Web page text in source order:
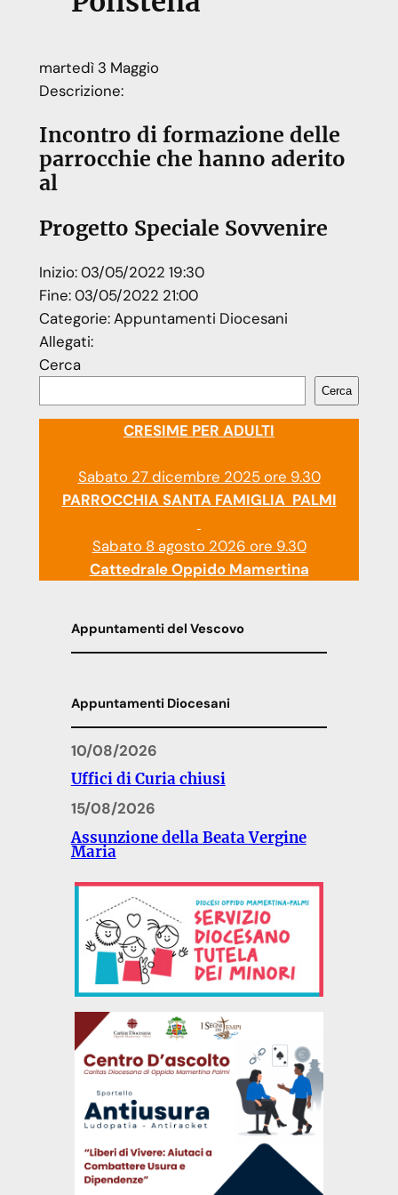
martedì 3 Maggio
Descrizione:
Incontro di formazione delle
parrocchie che hanno aderito
al
Progetto Speciale Sovvenire
Inizio:03/05/2022 19:30
Fine:03/05/2022 21:00
Categorie:Appuntamenti Diocesani
Allegati:
Cerca
Cerca
CRESIME PER ADULTI
Sabato 27 dicembre 2025 ore 9.30
PARROCCHIA SANTA FAMIGLIA PALMI
Sabato 8 agosto 2026 ore 9.30
Cattedrale Oppido Mamertina
Appuntamenti del Vescovo
Appuntamenti Diocesani
10/08/2026
Uffici di Curia chiusi
15/08/2026
Assunzione della Beata Vergine
Maria